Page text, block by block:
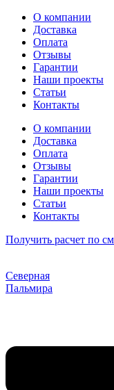
Перейти
содержимому
О компании
Доставка
Оплата
Отзывы
Гарантии
Наши проекты
Статьи
Контакты
О компании
Доставка
Оплата
Отзывы
Гарантии
Наши проекты
Статьи
Контакты
Получить расчет по
Северная
Пальмира